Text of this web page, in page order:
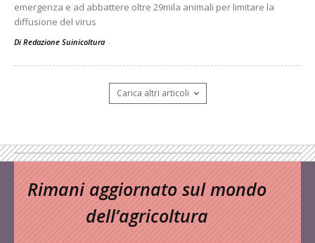
emergenza e ad abbattere oltre 29mila animali per limitare la
diffusione del virus
Di Redazione Suinicoltura -
Carica altri articoli
Rimani aggiornato sul mondo
dell’agricoltura